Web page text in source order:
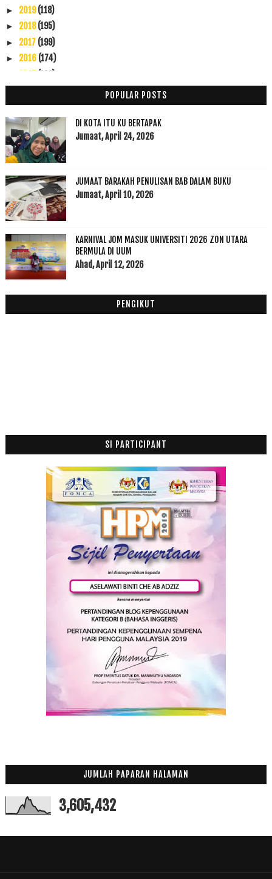
► 2019(118)
► 2018(195)
► 2017 (199)
► 2016 (174)
►November(7)
▼Oktober(5)
Allhadulillah Ya Syakur : Extended Dateline
Cuti raya haji sambil study
Balik Kampung Raya Haji
Bertangas Nasi di Pawagam
►September
►Ogos(20)
►Julai(5)
►Jun(3)
POPULAR POSTS
DI KOTA ITU KU BERTAPAK
Jumaat, April 24, 2026
JUMAAT BARAKAH PENULISAN BAB DALAM BUKU
Jumaat, April 10, 2026
KARNIVAL JOM MASUK UNIVERSITI 2026 ZON UTARA
BERMULA DI UUM
Ahad, April 12, 2026
PENGIKUT
SI PARTICIPANT
JUMLAH PAPARAN HALAMAN
3,605,432